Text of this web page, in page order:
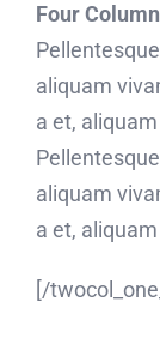
Four
aliquam
a et,
aliquam
a et,
[/